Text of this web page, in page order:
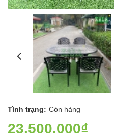
Tình trạng: Còn hàng
23.500.000₫